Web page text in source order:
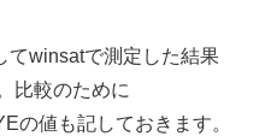
てwinsatで測定した結果
比較のために
の値も記しておきます。